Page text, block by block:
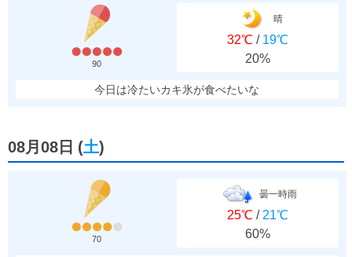
90
晴
32℃ / 19℃
20%
今日は冷たいカキ氷が食べたいな
08月08日 (土)
70
曇一時雨
25℃ / 21℃
60%